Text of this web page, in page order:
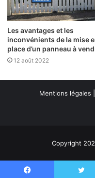
Les avantages et les
inconvénients de la mise
place d’un panneau à
12 août 2022
Mentions légales
Copyright